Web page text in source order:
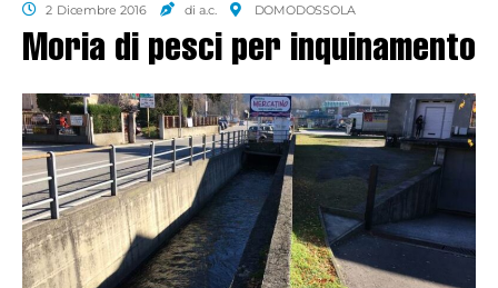
2 Dicembre 2016 di a.c. DOMODOSSOLA
Moria di pesci per inquinamento